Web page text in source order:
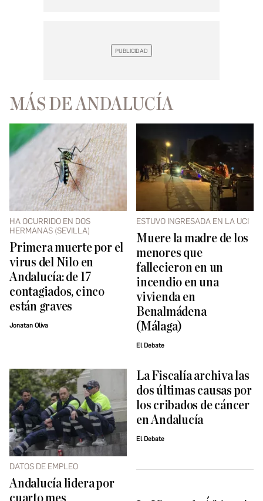
MÁS DE ANDALUCÍA
HA OCURRIDO EN DOS
HERMANAS (SEVILLA)
Primera muerte por el
virus del Nilo en
Andalucía: de 17
contagiados, cinco
están graves
Jonatan Oliva
ESTUVO INGRESADA EN LA UCI
Muere la madre de los
menores que
fallecieron en un
incendio en una
vivienda en
Benalmádena
(Málaga)
El Debate
DATOS DE EMPLEO
Andalucía lidera por
La Fiscalía archiva las
dos últimas causas por
los cribados de cáncer
en Andalucía
El Debate